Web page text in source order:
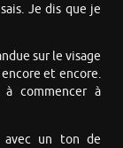
Je dis que je
sur le visage
et encore.
commencer à
avec un ton de